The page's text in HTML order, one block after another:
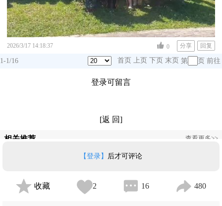
2026/3/17 14:18:37 0 分享 回复
1-1/16 首页 上页 下页 末页 第 页 前往
【登录】 后才可评论
收藏 2 16 480
登录可留言
[返 回]
相关推荐 查看更多>>
重塑健康人生 —— 得明健身28期招生简章
重塑健康人生 —— 得明健身27期招生简章